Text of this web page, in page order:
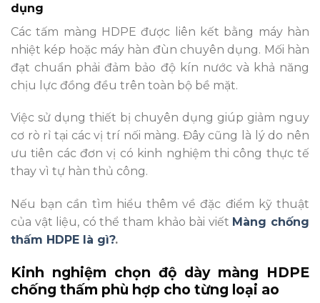
dụng
Các tấm màng HDPE được liên kết bằng máy hàn
nhiệt kép hoặc máy hàn đùn chuyên dụng. Mối hàn
đạt chuẩn phải đảm bảo độ kín nước và khả năng
chịu lực đồng đều trên toàn bộ bề mặt.
Việc sử dụng thiết bị chuyên dụng giúp giảm nguy
cơ rò rỉ tại các vị trí nối màng. Đây cũng là lý do nên
ưu tiên các đơn vị có kinh nghiệm thi công thực tế
thay vì tự hàn thủ công.
Nếu bạn cần tìm hiểu thêm về đặc điểm kỹ thuật
của vật liệu, có thể tham khảo bài viết Màng chống
thấm HDPE là gì?.
Kinh nghiệm chọn độ dày màng HDPE
chống thấm phù hợp cho từng loại ao